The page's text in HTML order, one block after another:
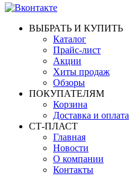
ВЫБРАТЬ И КУПИТЬ
Каталог
Прайс-лист
Акции
Хиты продаж
Обзоры
ПОКУПАТЕЛЯМ
Корзина
Доставка и оплата
СТ-ПЛАСТ
Главная
Новости
О компании
Контакты